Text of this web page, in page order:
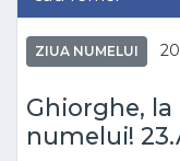
ZIUA NUMELUI
Ghiorghe,
numelui!